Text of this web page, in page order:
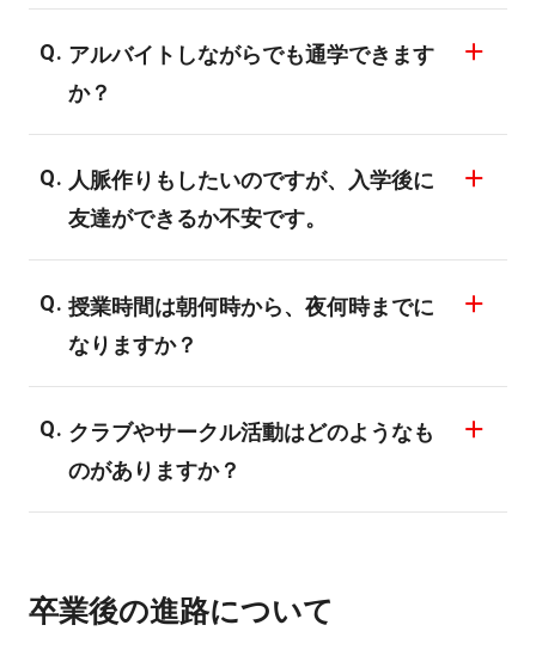
ている学生寮に住んでいる学生がほとんど
です。
一人暮らしをされる場合は、家賃が安いエ
リアなどのご紹介もさせていただていま
す。暮らしのことやアルバイトのことな
ど、不安なことがあれば随時担任のスタッ
フがご相談に乗らせていただいていますの
で、ご安心ください。
アルバイトしながらでも通学できます
か？
しながら通学しています。
一人暮らしをしながらアルバイトで生活費
を稼いでいる学生も多くいます。
もちろん本業である勉学がおろそかになら
ないように、担任のスタッフが生活につい
ての相談やアドバイスもしていきます。
人脈作りもしたいのですが、入学後に
友達ができるか不安です。
が集う、非常に交友しやすい環境の学校で
す。少人数制クラスや学部合同チーム制
作、サークル活動といった授業やイベント
を通じて、仲間と出会う機会が多いことも
特長です。就職対策のための「コミュニケ
ーションスキル」の授業もあるので、コミ
授業時間は朝何時から、夜何時までに
なりますか？
を行います。授業時間はクラスにより異な
り、必ず1限目からではなく曜日によって午
後から開始するクラスもございます。週4～
業は1日3～4時間なのでアルバイトもしやす
い環境です。
クラブやサークル活動はどのようなも
のがありますか？
脈作りに役立っています。
卒業後の進路について